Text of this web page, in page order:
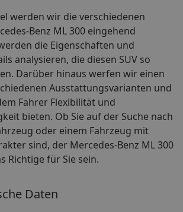
werden wir die verschiedenen
Benz ML 300 eingehend
die Eigenschaften und
analysieren, die diesen SUV so
Darüber hinaus werfen wir einen
Ausstattungsvarianten und
Fahrer Flexibilität und
bieten. Ob Sie auf der Suche nach
oder einem Fahrzeug mit
sind, der Mercedes-Benz ML 300
Richtige für Sie sein.
Daten